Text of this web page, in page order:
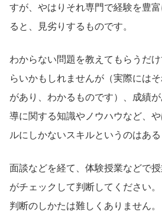
すが、やはりそれ専門で経験を豊
ると、見劣りするものです。
わからない問題を教えてもらうだ
らいかもしれませんが（実際には
があり、わかるものです）、成績
導に関する知識やノウハウなど、
ルにしかないスキルというのはある
面談などを経て、体験授業などで
がチェックして判断してください。
判断のしかたは難しくありません。